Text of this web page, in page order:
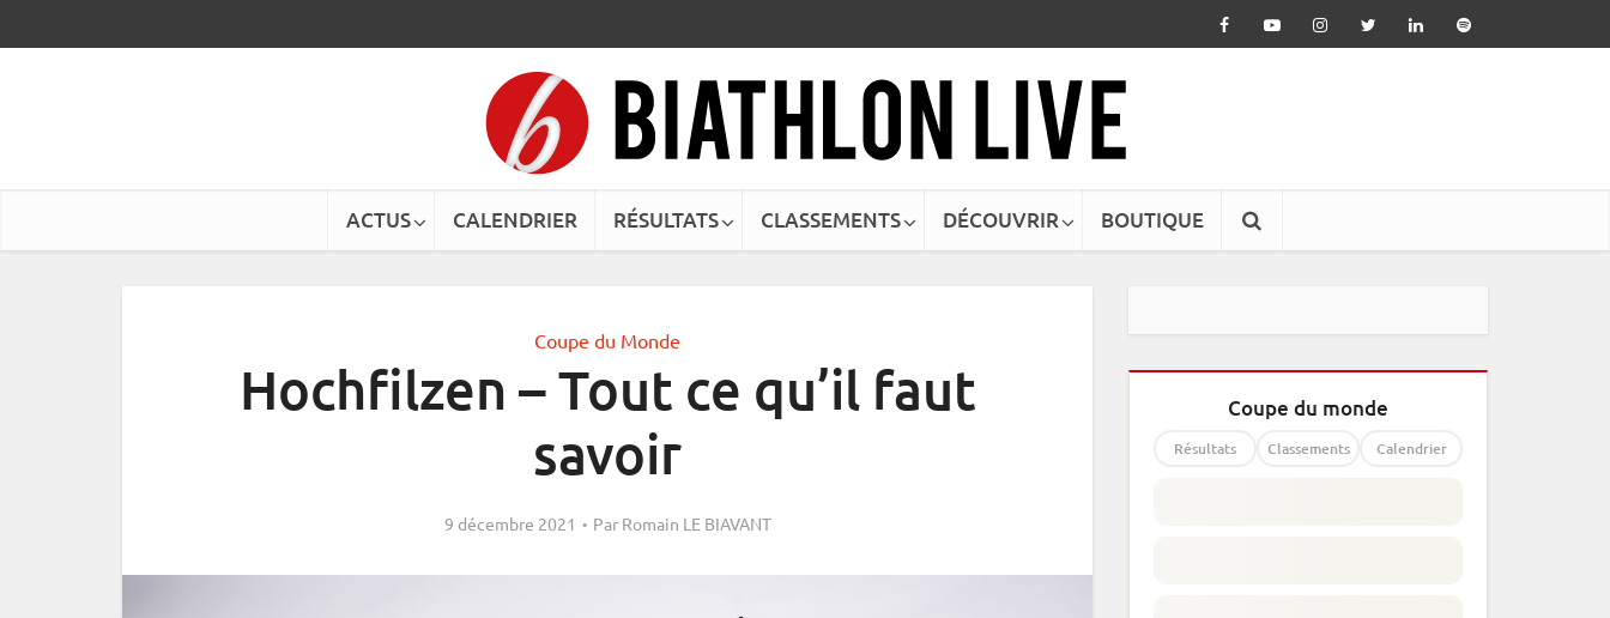
ACTUS CALENDRIER RÉSULTATS CLASSEMENTS DÉCOUVRIR BOUTIQUE
Coupe du Monde
Hochfilzen – Tout ce qu’il faut
savoir
9 décembre 2021 Par Romain LE BIAVANT
Coupe du monde
Résultats Classements Calendrier